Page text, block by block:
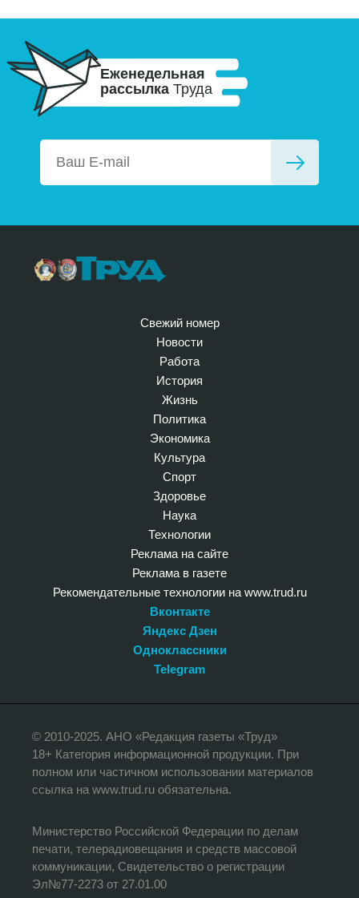
Еженедельная
рассылка Труда
Свежий номер
Новости
Работа
История
Жизнь
Политика
Экономика
Культура
Спорт
Здоровье
Наука
Технологии
Реклама на сайте
Реклама в газете
Рекомендательные технологии на www.trud.ru
Вконтакте
Яндекс Дзен
Одноклассники
Telegram
© 2010-2025. АНО «Редакция газеты «Труд»
18+ Категория информационной продукции. При
полном или частичном использовании материалов
ссылка на www.trud.ru обязательна.
Министерство Российской Федерации по делам
печати, телерадиовещания и средств массовой
коммуникации, Свидетельство о регистрации
Эл№77-2273 от 27.01.00